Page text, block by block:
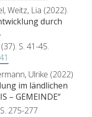
Weitz, Lia (2022).
durch
S. 41-45.
Ulrike (2022)
im ländlichen
– GEMEINDE“
275-277